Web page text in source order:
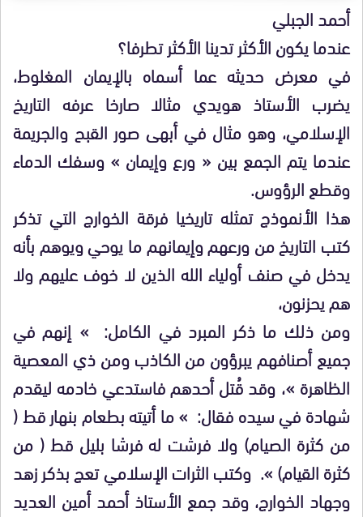
أحمد الجبلي
عندما يكون الأكثر تدينا الأكثر تطرفا؟
في معرض حديثه عما أسماه بالإيمان المغلوط،
يضرب الأستاذ هويدي مثالا صارخا عرفه التاريخ
الإسلامي، وهو مثال في أبهى صور القبح والجريمة
عندما يتم الجمع بين « ورع وإيمان » وسفك الدماء
وقطع الرؤوس.
هذا الأنموذج تمثله تاريخيا فرقة الخوارج التي تذكر
كتب التاريخ من ورعهم وإيمانهم ما يوحي ويوهم بأنه
يدخل في صنف أولياء الله الذين لا خوف عليهم ولا
هم يحزنون،
ومن ذلك ما ذكر المبرد في الكامل: » إنهم في
جميع أصنافهم يبرؤون من الكاذب ومن ذي المعصية
الظاهرة »، وقد قُتل أحدهم فاستدعي خادمه ليقدم
شهادة في سيده فقال: » ما أتيته بطعام بنهار قط (
من كثرة الصيام) ولا فرشت له فرشا بليل قط ( من
كثرة القيام) ». وكتب الثرات الإسلامي تعج بذكر زهد
وجهاد الخوارج، وقد جمع الأستاذ أحمد أمين العديد